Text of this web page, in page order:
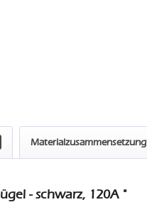
Materialzusammensetzung
- schwarz, 120A "